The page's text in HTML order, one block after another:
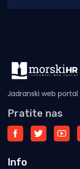
Jadranski web portal
Pratite nas
Info